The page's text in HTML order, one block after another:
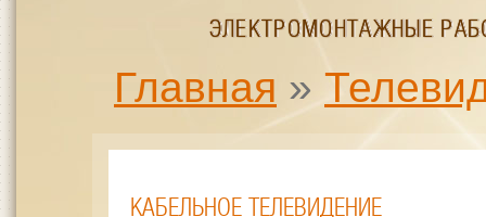
ЭЛЕКТРОМОНТАЖНЫЕ
ЭЛЕКТРОМОНТАЖНЫЕ
Главная »
КАБЕЛЬНОЕ ТЕЛЕВИДЕНИЕ